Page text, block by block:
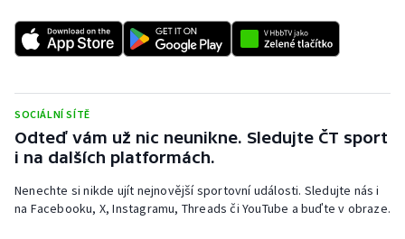
SOCIÁLNÍ SÍTĚ
Odteď vám už nic neunikne. Sledujte ČT sport
i na dalších platformách.
Nenechte si nikde ujít nejnovější sportovní události. Sledujte nás i
na Facebooku, X, Instagramu, Threads či YouTube a buďte v obraze.